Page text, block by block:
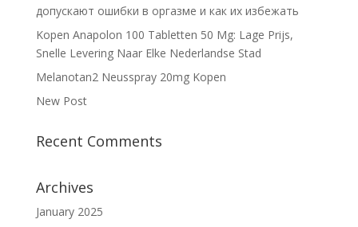
допускают ошибки в оргазме и как их избежать
Kopen Anapolon 100 Tabletten 50 Mg: Lage Prijs,
Snelle Levering Naar Elke Nederlandse Stad
Melanotan2 Neusspray 20mg Kopen
New Post
Recent Comments
Archives
January 2025